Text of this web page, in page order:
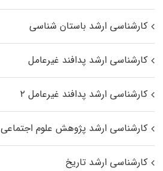
کارشناسی ارشد باستان شناسی
کارشناسی ارشد پدافند غیرعامل
کارشناسی ارشد پدافند غیرعامل ۲
کارشناسی ارشد پژوهش علوم اجتماعی
کارشناسی ارشد تاریخ